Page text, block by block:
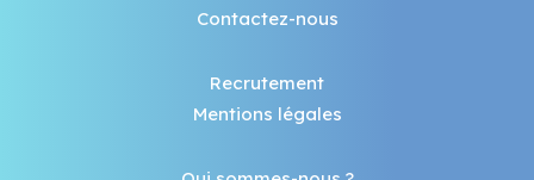
Contactez-nous
Recrutement
Mentions légales